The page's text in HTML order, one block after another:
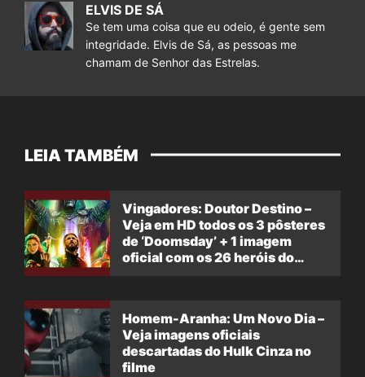
ELVIS DE SÁ
Se tem uma coisa que eu odeio, é gente sem
integridade. Elvis de Sá, as pessoas me
chamam de Senhor das Estrelas.
LEIA TAMBÉM
Vingadores: Doutor Destino –
Veja em HD todos os 3 pôsteres
de ‘Doomsday’ + 1 imagem
oficial com os 26 heróis do
Homem-Aranha: Um Novo Dia –
Veja imagens oficiais
descartadas do Hulk Cinza no
filme